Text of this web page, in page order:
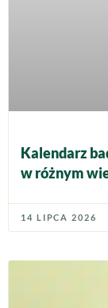
Kalendarz
w różnym
14 LIPCA 2026